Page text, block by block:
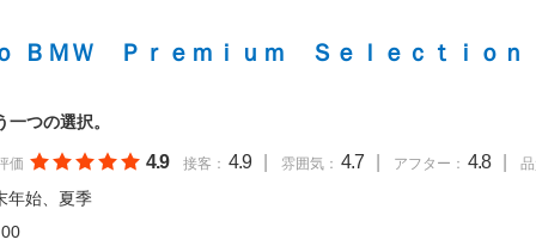
ＢＭＷ Ｐｒｅｍｉｕｍ Ｓｅｌｅｃｔｉｏ
つの選択。
価 4.9 接客： 4.9 雰囲気： 4.7 アフター： 4.8
年始、夏季